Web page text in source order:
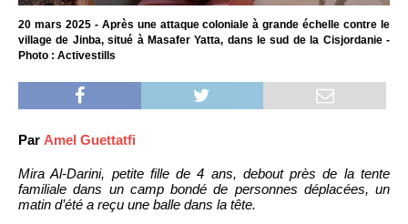
20 mars 2025 - Après une attaque coloniale à grande échelle contre le
village de Jinba, situé à Masafer Yatta, dans le sud de la Cisjordanie -
Photo : Activestills
Par Amel Guettatfi
Mira Al-Darini, petite fille de 4 ans, debout près de la tente
familiale dans un camp bondé de personnes déplacées, un
matin d’été a reçu une balle dans la tête.